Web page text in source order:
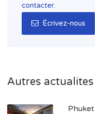
contacter.
Écrivez-nous
Autres actualites